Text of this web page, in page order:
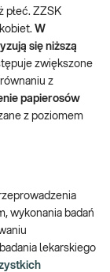
płeć. ZZSK
W
się niższą
zwiększone
z
papierosów
z poziomem
wykonania badań
lekarskiego